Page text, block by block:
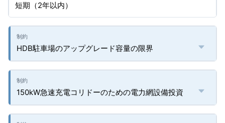
短期（2年以内）
HDB駐車場のアップグレード容量の限界
150kW急速充電コリドーのための電力網設備投資